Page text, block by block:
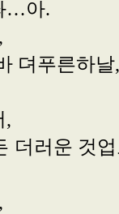
, 텩,
아잇도
흔바
님이
모든 더러
사람텨